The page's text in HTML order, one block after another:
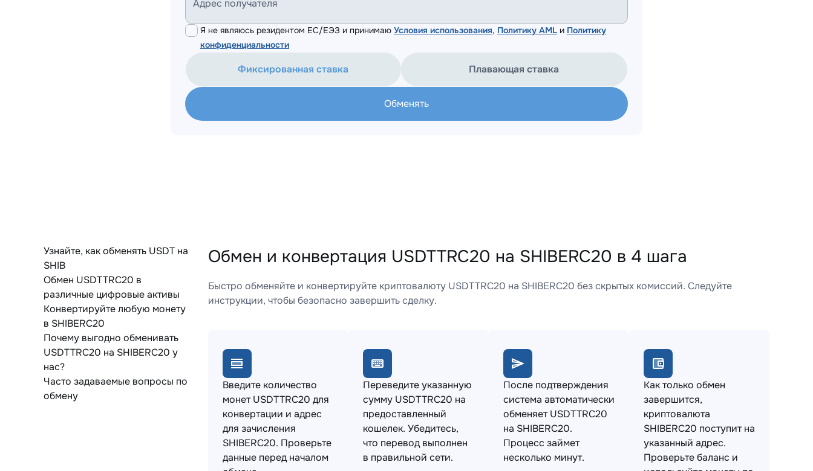
Адрес получателя
Я не являюсь резидентом ЕС/ЕЭЗ и принимаю Условия использования, Политику AML и Политику
конфиденциальности
Фиксированная ставка Плавающая ставка
Обменять
Узнайте, как обменять USDT на
SHIB
Обмен USDTTRC20 в
различные цифровые активы
Конвертируйте любую монету
в SHIBERC20
Почему выгодно обменивать
USDTTRC20 на SHIBERC20 у
нас?
Часто задаваемые вопросы по
обмену
Обмен и конвертация USDTTRC20 на SHIBERC20 в 4 шага
Быстро обменяйте и конвертируйте криптовалюту USDTTRC20 на SHIBERC20 без скрытых комиссий. Следуйте
инструкции, чтобы безопасно завершить сделку.
Введите количество
монет USDTTRC20 для
конвертации и адрес
для зачисления
SHIBERC20. Проверьте
данные перед началом
Переведите указанную
сумму USDTTRC20 на
предоставленный
кошелек. Убедитесь,
что перевод выполнен
в правильной сети.
После подтверждения
система автоматически
обменяет USDTTRC20
на SHIBERC20.
Процесс займет
несколько минут.
Как только обмен
завершится,
криптовалюта
SHIBERC20 поступит на
указанный адрес.
Проверьте баланс и